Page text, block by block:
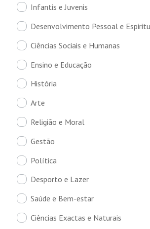
Infantis e Juvenis
Desenvolvimento Pessoal e
Ciências Sociais e Humanas
Ensino e Educação
História
Arte
Religião e Moral
Gestão
Política
Desporto e Lazer
Saúde e Bem-estar
Ciências Exactas e Naturais